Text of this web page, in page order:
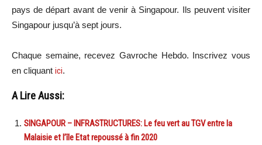
pays de départ avant de venir à Singapour. Ils peuvent visiter
Singapour jusqu’à sept jours.
Chaque semaine, recevez Gavroche Hebdo. Inscrivez vous
en cliquant ici.
A Lire Aussi:
SINGAPOUR – INFRASTRUCTURES: Le feu vert au TGV entre la
Malaisie et l’île Etat repoussé à fin 2020